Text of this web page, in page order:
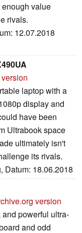
enough value
rivals.
12.07.2018
laptop with a
display and
have been
Ultrabook space
ultimately isn't
its rivals.
Datum: 18.06.2018
version
powerful ultra-
and odd